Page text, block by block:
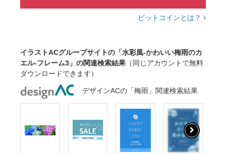
ビットコインとは？
イラストACグループサイトの「水彩風-かわいい梅雨のカ
エル-フレーム3」の関連検索結果 （同じアカウントで無料
ダウンロードできます）
デザインACの「梅雨」関連検索結果